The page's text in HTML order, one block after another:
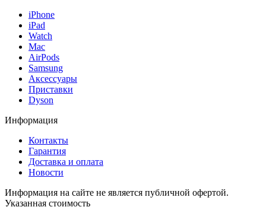
iPhone
iPad
Watch
Mac
AirPods
Samsung
Аксессуары
Приставки
Dyson
Информация
Контакты
Гарантия
Доставка и оплата
Новости
Информация на сайте не является публичной офертой.
Указанная стоимость